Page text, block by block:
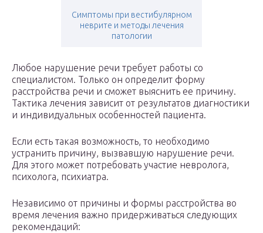
Симптомы при вестибулярном
неврите и методы лечения
патологии
Любое нарушение речи требует работы со
специалистом. Только он определит форму
расстройства речи и сможет выяснить ее причину.
Тактика лечения зависит от результатов диагностики
и индивидуальных особенностей пациента.
Если есть такая возможность, то необходимо
устранить причину, вызвавшую нарушение речи.
Для этого может потребовать участие невролога,
психолога, психиатра.
Независимо от причины и формы расстройства во
время лечения важно придерживаться следующих
рекомендаций: